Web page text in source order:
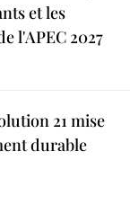
et les
l'APEC 2027
21 mise
durable